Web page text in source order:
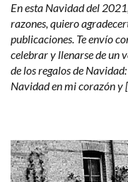
En esta Navidad del
razones, quiero
publicaciones. Te envío
celebrar y llenarse de un
de los regalos de
Navidad en mi corazón y